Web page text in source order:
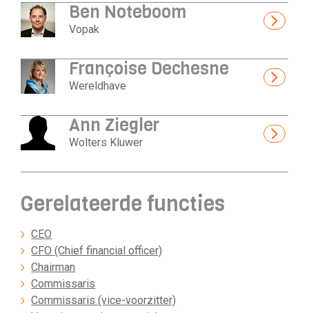
Ben Noteboom
Vopak
Françoise Dechesne
Wereldhave
Ann Ziegler
Wolters Kluwer
Gerelateerde functies
CEO
CFO (Chief financial officer)
Chairman
Commissaris
Commissaris (vice-voorzitter)